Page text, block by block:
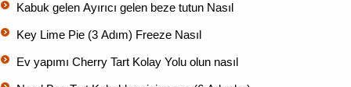
Kabuk gelen Ayırıcı gelen beze tutun Nasıl
Key Lime Pie (3 Adım) Freeze Nasıl
Ev yapımı Cherry Tart Kolay Yolu olun nasıl